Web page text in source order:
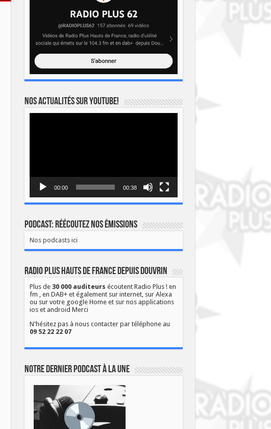
Nos actualités sur YOUTUBE!
00:00 00:38
Podcast: Réécoutez nos émissions
Nos podcasts ici
Radio Plus Hauts de France depuis Douvrin
Plus de 30 000 auditeurs écoutent Radio Plus ! en
fm , en DAB+ et également sur internet, sur Alexa
ou sur votre google Home et sur nos applications
ios et android Merci
N'hésitez pas à nous contacter par téléphone au
09 52 22 22 07
Notre dernier podcast à la une